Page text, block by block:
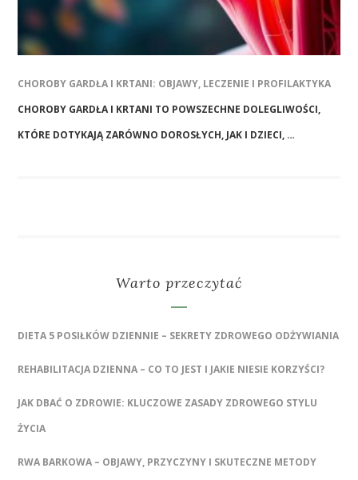
CHOROBY GARDŁA I KRTANI: OBJAWY, LECZENIE I PROFILAKTYKA
CHOROBY GARDŁA I KRTANI TO POWSZECHNE DOLEGLIWOŚCI,
KTÓRE DOTYKAJĄ ZARÓWNO DOROSŁYCH, JAK I DZIECI, …
Warto przeczytać
DIETA 5 POSIŁKÓW DZIENNIE – SEKRETY ZDROWEGO ODŻYWIANIA
REHABILITACJA DZIENNA – CO TO JEST I JAKIE NIESIE KORZYŚCI?
JAK DBAĆ O ZDROWIE: KLUCZOWE ZASADY ZDROWEGO STYLU
ŻYCIA
RWA BARKOWA – OBJAWY, PRZYCZYNY I SKUTECZNE METODY